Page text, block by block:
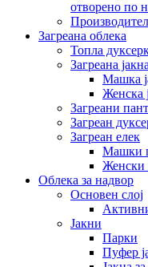
отворено по
Загреана облека
Топла
Загреана јакна
Машка
Женска
Загреани
Загреан
Загреан елек
Машки
Женски
Облека за надвор
Основен слој
Јакни
Парки
Пуфер